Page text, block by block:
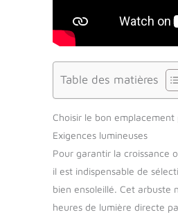
Table des matières
Choisir le bon
Exigences lumineuses
Pour garantir la croissance
il est indispensable de
bien ensoleillé. Cet arbuste
heures de lumière directe